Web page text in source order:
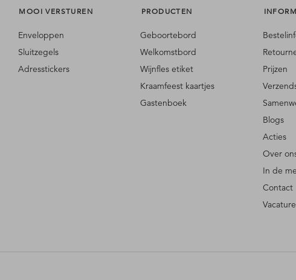
MOOI VERSTUREN
Enveloppen
Sluitzegels
Adresstickers
PRODUCTEN
Geboortebord
Welkomstbord
Wijnfles etiket
Kraamfeest kaartjes
Gastenboek
Prijzen
Blogs
Acties
Over
In de
Contact